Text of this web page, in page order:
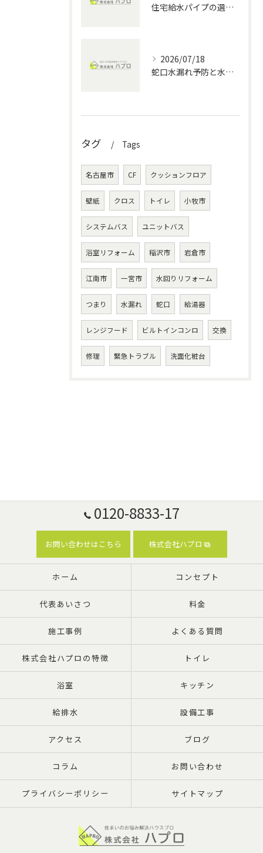
住宅給水パイプの選び方と愛知県の水回りメンテナンス完全ガイド
2026/07/18
蛇口水漏れ予防と水回りメンテナンスで家計を守る実践ポイント
タグ Tags
名古屋市 CF クッションフロア
壁紙 クロス トイレ 小牧市
システムバス ユニットバス
浴室リフォーム 稲沢市 岩倉市
江南市 一宮市 水回りリフォーム
つまり 水漏れ 蛇口 給湯器
レンジフード ビルトインコンロ 交換
修理 緊急トラブル 洗面化粧台
0120-8833-17
お問い合わせはこちら 株式会社ハプロ
ホーム コンセプト
代表あいさつ 料金
施工事例 よくある質問
株式会社ハプロの特徴 トイレ
浴室 キッチン
給排水 設備工事
アクセス ブログ
コラム お問い合わせ
プライバシーポリシー サイトマップ